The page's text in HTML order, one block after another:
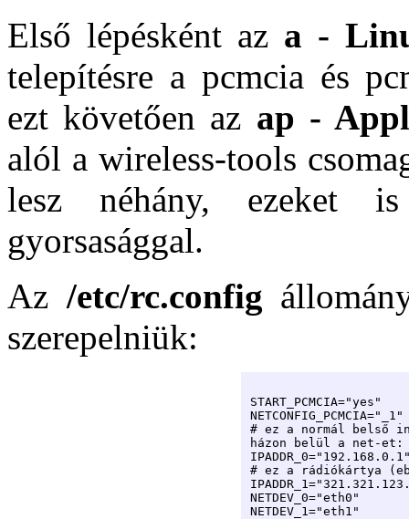
Első lépésként az a -
telepítésre a pcmcia és
ezt követően az ap -
alól a wireless-tools
lesz néhány, ezeket
gyorsasággal.
Az /etc/rc.config
szerepelniük:
START_PCMCIA="yes"
NETCONFIG_PCMCIA="_1"
# ez a normál belső
házon belül a net-et:
# ez a rádiókártya
NETDEV_0="eth0"
NETDEV_1="eth1"